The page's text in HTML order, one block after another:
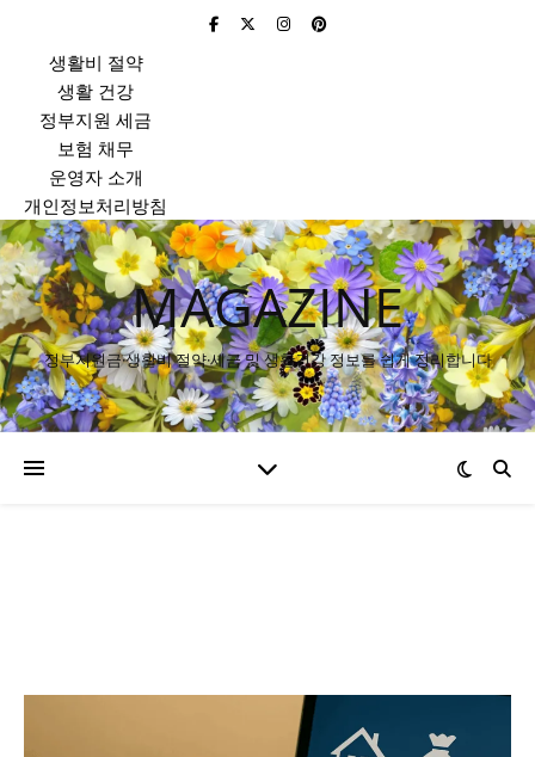
생활비 절약
생활 건강
정부지원 세금
보험 채무
운영자 소개
개인정보처리방침
MAGAZINE
정부지원금·생활비 절약·세금 및 생활건강 정보를 쉽게 정리합니다